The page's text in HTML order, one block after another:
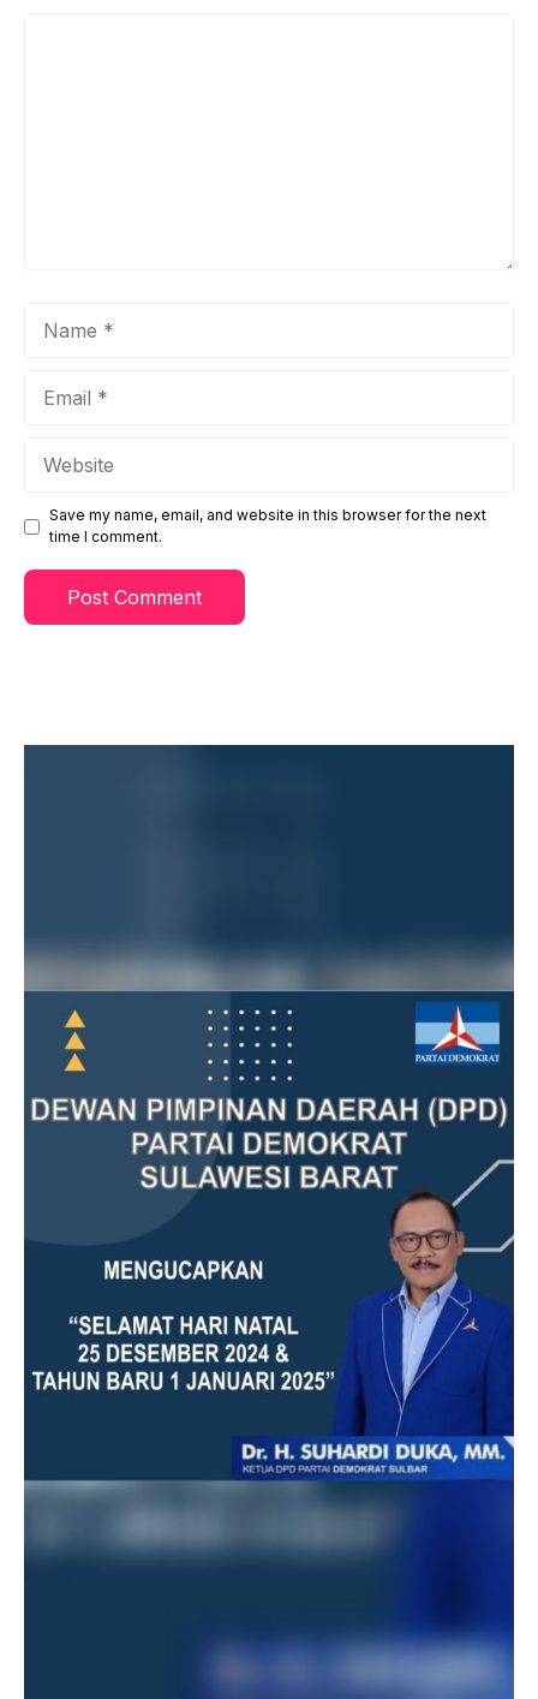
Save my name, email, and website in this browser for the next
time I comment.